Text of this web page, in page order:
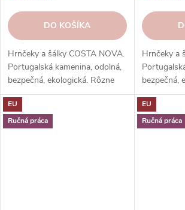
DO KOŠÍKA
Hrnčeky a šálky COSTA NOVA.
Portugalská kamenina, odolná,
bezpečná, ekologická. Rôzne
tvary, farby, vzory. Ideálne na
kávu, espresso, cappuccino,
lungo, čaj, kakao a iné.
Hrnčeky a
bezpečná,
tvary,
kávu,
lungo, čaj,
EU
Ručná práca
EU
Ručná práca